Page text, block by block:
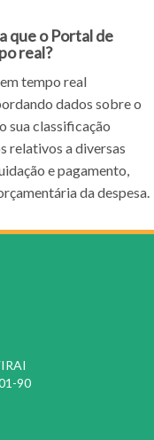
que o Portal de
real?
tempo real
dados sobre o
sua classificação
relativos a diversas
e pagamento,
da despesa.
90